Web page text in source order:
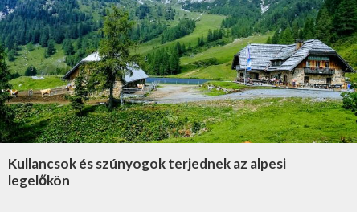
Kullancsok és szúnyogok terjednek az alpesi
legelőkön